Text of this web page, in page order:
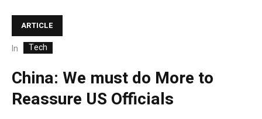
ARTICLE
In Tech
China: We must do More to
Reassure US Officials